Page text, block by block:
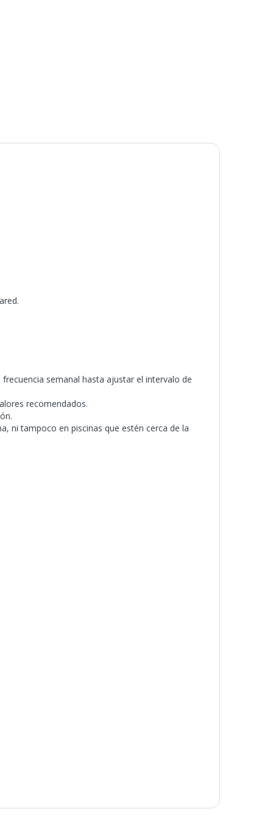
semanal hasta ajustar el intervalo de
recomendados.
ni tampoco en piscinas que estén cerca de la